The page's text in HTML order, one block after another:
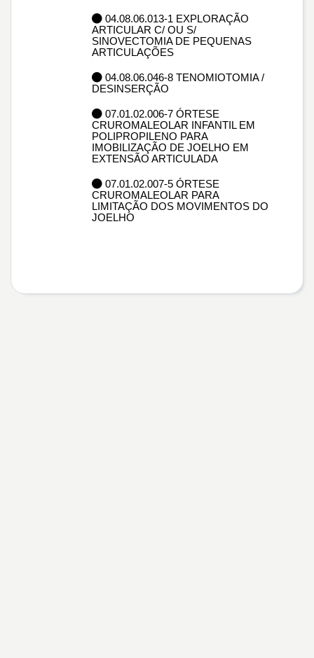
04.08.06.013-1 EXPLORAÇÃO
ARTICULAR C/ OU S/
SINOVECTOMIA DE PEQUENAS
ARTICULAÇÕES
04.08.06.046-8 TENOMIOTOMIA /
DESINSERÇÃO
07.01.02.006-7 ÓRTESE
CRUROMALEOLAR INFANTIL EM
POLIPROPILENO PARA
IMOBILIZAÇÃO DE JOELHO EM
EXTENSÃO ARTICULADA
07.01.02.007-5 ÓRTESE
CRUROMALEOLAR PARA
LIMITAÇÃO DOS MOVIMENTOS DO
JOELHO